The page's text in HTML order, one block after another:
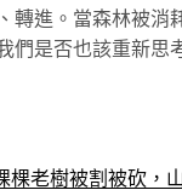
轉進。當森林被消
們是否也該重新思
棵老樹被割被砍，